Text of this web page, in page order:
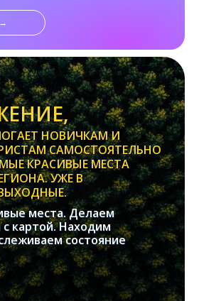
НОВИЧКАМ И
САМОСТОЯТЕЛЬНО
КРАСИВЫЕ МЕСТА
УЖЕ В
места. Делаем
картой. Находим
состояние